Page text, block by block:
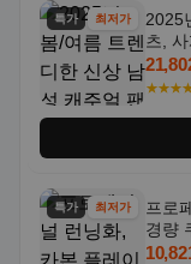
특가 최저가
2025
츠,
국 스
목 바
특가 최저가
프로
경량
통기